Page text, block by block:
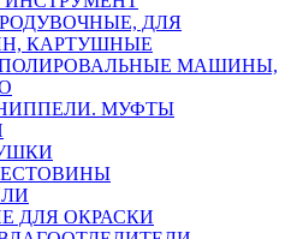
ДЛЯ
КАРТУШНЫЕ
МАШИНЫ,
МУФТЫ
ДЛЯ ОКРАСКИ